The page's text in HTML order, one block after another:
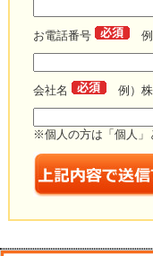
お電話番号 例
会社名 例）株
※個人の方は「個人」